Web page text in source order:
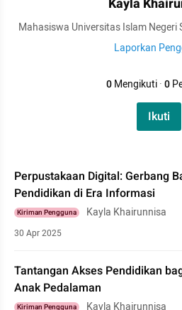
Kayla
Mahasiswa Universitas Islam
Laporkan
0Mengikuti·0
Ikuti
Perpustakaan Digital: Gerbang
Pendidikan di Era Informasi
Kiriman Pengguna Kayla Khairunnisa
30 Apr 2025
Tantangan Akses Pendidikan
Anak Pedalaman
Kiriman Pengguna Kayla Khairunnisa